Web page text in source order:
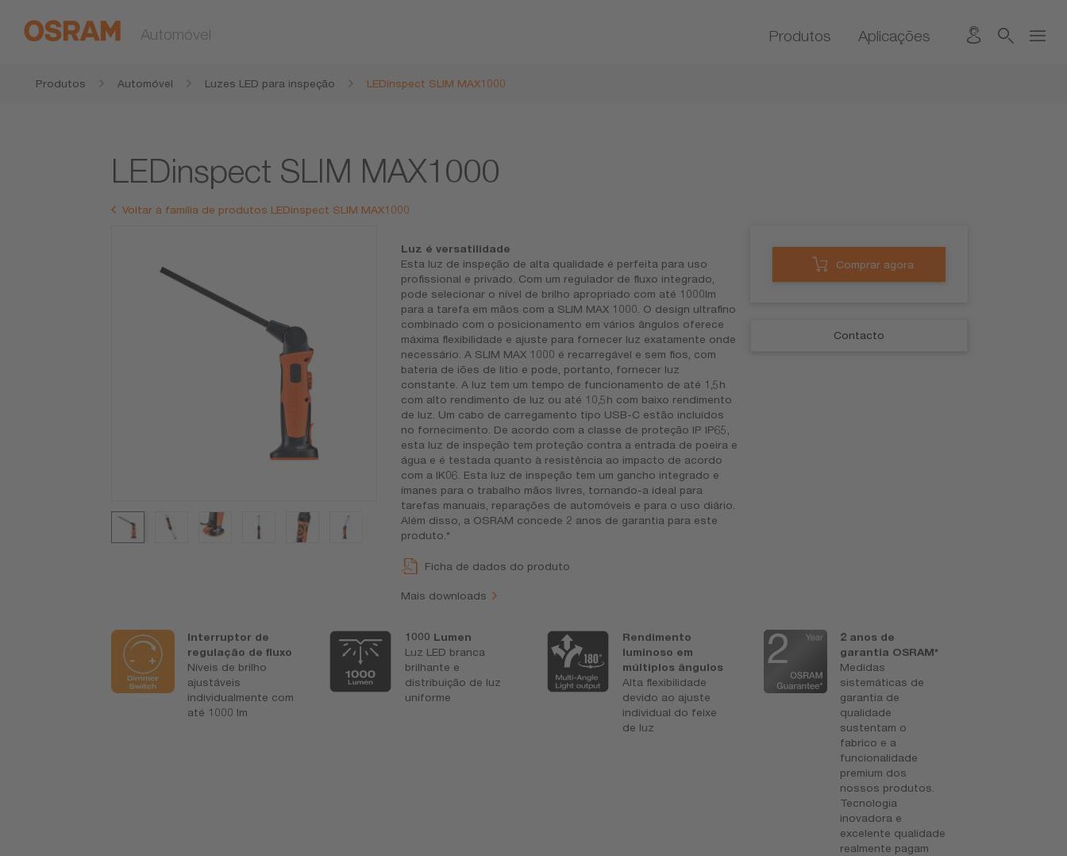
Automóvel Produtos Aplicações
Produtos Automóvel Luzes LED para inspeção LEDinspect SLIM MAX1000
LEDinspect SLIM MAX1000
Voltar à família de produtos LEDinspect SLIM MAX1000
Luz é versatilidade
Esta luz de inspeção de alta qualidade é perfeita para uso
profissional e privado. Com um regulador de fluxo integrado,
pode selecionar o nível de brilho apropriado com até 1000lm
para a tarefa em mãos com a SLIM MAX 1000. O design ultrafino
combinado com o posicionamento em vários ângulos oferece
máxima flexibilidade e ajuste para fornecer luz exatamente onde
necessário. A SLIM MAX 1000 é recarregável e sem fios, com
bateria de iões de lítio e pode, portanto, fornecer luz
constante. A luz tem um tempo de funcionamento de até 1,5h
com alto rendimento de luz ou até 10,5h com baixo rendimento
de luz. Um cabo de carregamento tipo USB-C estão incluídos
no fornecimento. De acordo com a classe de proteção IP IP65,
esta luz de inspeção tem proteção contra a entrada de poeira e
água e é testada quanto à resistência ao impacto de acordo
com a IK06. Esta luz de inspeção tem um gancho integrado e
ímanes para o trabalho mãos livres, tornando-a ideal para
tarefas manuais, reparações de automóveis e para o uso diário.
Além disso, a OSRAM concede 2 anos de garantia para este
produto.*
Ficha de dados do produto
Mais downloads
Comprar agora
Contacto
Interruptor de
regulação de fluxo
Níveis de brilho
ajustáveis
individualmente com
até 1000 lm
1000 Lumen
Luz LED branca
brilhante e
distribuição de luz
uniforme
Rendimento
luminoso em
múltiplos ângulos
Alta flexibilidade
devido ao ajuste
individual do feixe
de luz
2 anos de
garantia OSRAM*
Medidas
sistemáticas de
garantia de
qualidade
sustentam o
fabrico e a
funcionalidade
premium dos
nossos produtos.
Tecnologia
inovadora e
excelente qualidade
realmente pagam